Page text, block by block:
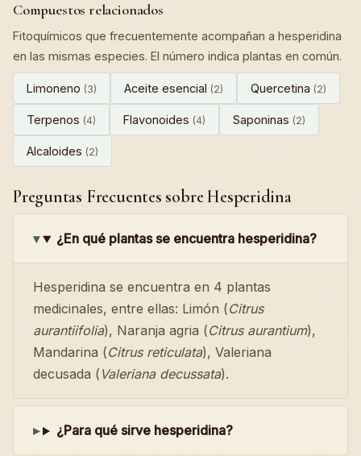
Compuestos relacionados
Fitoquímicos que frecuentemente acompañan a hesperidina
en las mismas especies. El número indica plantas en común.
Limoneno (3) Aceite esencial (2) Quercetina (2)
Terpenos (4) Flavonoides (4) Saponinas (2)
Alcaloides (2)
Preguntas Frecuentes sobre Hesperidina
¿En qué plantas se encuentra hesperidina?
Hesperidina se encuentra en 4 plantas
medicinales, entre ellas: Limón (Citrus
aurantiifolia), Naranja agria (Citrus aurantium),
Mandarina (Citrus reticulata), Valeriana
decusada ( Valeriana decussata).
¿Para qué sirve hesperidina?